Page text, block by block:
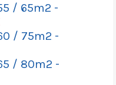
/ 65m2 -
/ 75m2 -
/ 80m2 -